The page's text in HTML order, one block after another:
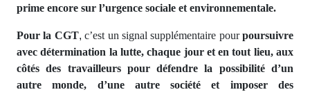
prime encore sur l’urgence sociale et environnementale.
Pour la CGT,c’est un signal supplémentaire pourpoursuivre
avec détermination la lutte, chaque jour et en tout lieu, aux
côtés des travailleurs pour défendre la possibilité d’un
autre monde, d’une autre société et imposer des